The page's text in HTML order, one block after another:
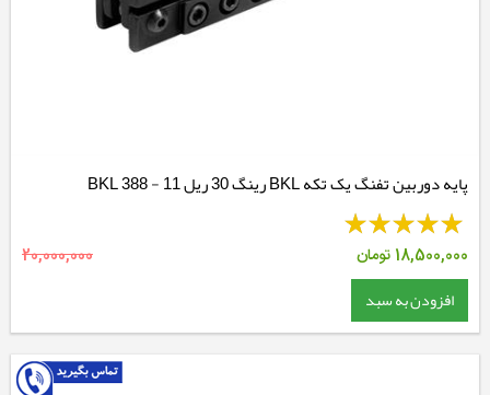
پایه دوربین تفنگ یک تکه BKL رینگ 30 ریل 11 - BKL 388
18,500,000 تومان 20,000,000
افزودن به سبد